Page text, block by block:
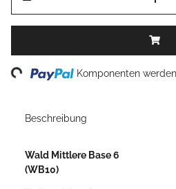
Komponenten
Beschreibung
Wald Mittlere Base 6
(WB10)